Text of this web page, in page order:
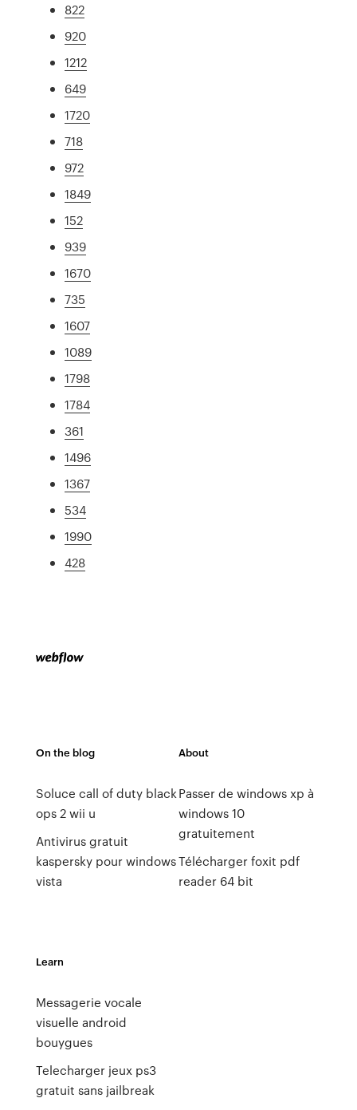
822
920
1212
649
1720
718
972
1849
152
939
1670
735
1607
1089
1798
1784
361
1496
1367
534
1990
428
On the blog
Soluce call of duty black
ops 2 wii u
Antivirus gratuit
kaspersky pour windows
vista
About
Passer de windows xp à
windows 10
gratuitement
Télécharger foxit pdf
reader 64 bit
Learn
Messagerie vocale
visuelle android
bouygues
Telecharger jeux ps3
gratuit sans jailbreak